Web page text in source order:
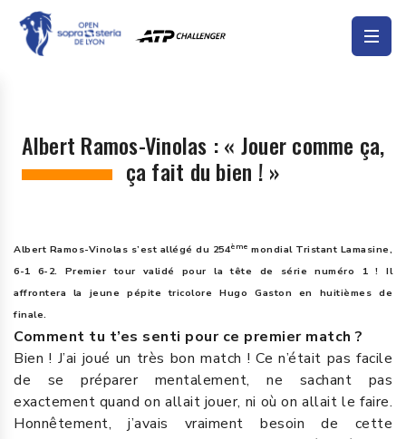
Albert Ramos-Vinolas : « Jouer comme ça,
ça fait du bien ! »
Albert Ramos-Vinolas s’est allégé du 254ème mondial Tristant Lamasine,
6-1 6-2. Premier tour validé pour la tête de série numéro 1 ! Il
affrontera la jeune pépite tricolore Hugo Gaston en huitièmes de
finale.
Comment tu t’es senti pour ce premier match ?
Bien ! J’ai joué un très bon match ! Ce n’était pas facile
de se préparer mentalement, ne sachant pas
exactement quand on allait jouer, ni où on allait le faire.
Honnêtement, j’avais vraiment besoin de cette